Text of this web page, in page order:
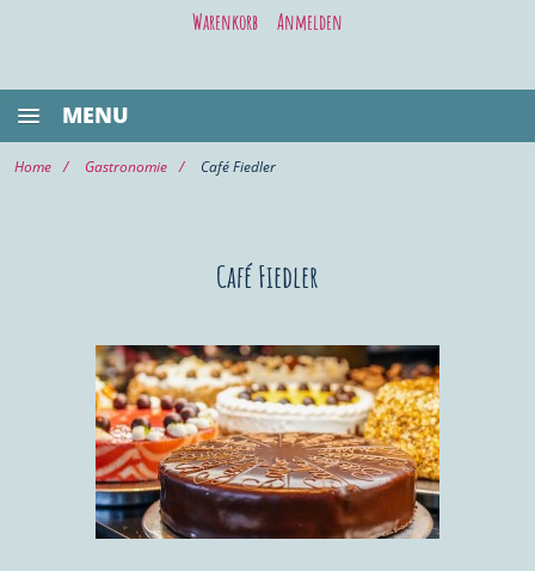
Warenkorb Anmelden
MENU
BESTSELLER
SHOPPING
VOR ORT KAUFEN
Home Gastronomie Café Fiedler
Café Fiedler